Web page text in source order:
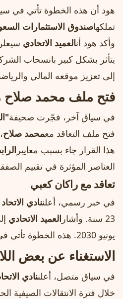
هود أن هذه الخطوة تأتي في
تملكهاصندوق الاستثمارات
وأكد هود أنالعميد الاتحادي
يتأثر بشكل كبير بانسحاب
إلى تعزيز موقعه المالي
فتح ملف محمد صلاح
في سياق آخر، فجّرت صحيفة
فتح ملف التعاقد معمحمد صلاح
هذا القرار جاء بسبب معايير
العناصر المؤثرة في تقييم
تعاقد مع راكان كعبي
في خبر رسمي، أعلننادي
23 سنة. وأشار
العميد الاتحادي
يونيو 2030. هذه الخطوة تأتي في إطار تعزيز صفوف الفريق بلاعبين شباب ومواهب سعودية.
الاستغناء عن بعض
في سياق متصل، أعلننادي
خلال فترة الانتقالات الصيفية